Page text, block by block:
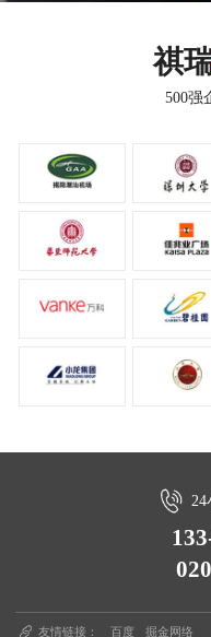
祺
500强
友情链接： 百度 掘金网络